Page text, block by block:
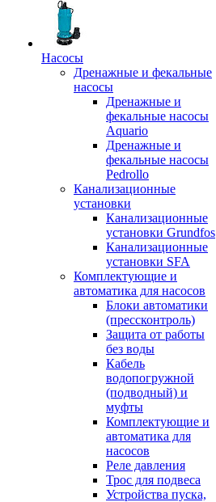
Насосы
Дренажные и фекальные
насосы
Дренажные и
фекальные насосы
Aquario
Дренажные и
фекальные насосы
Pedrollo
Канализационные
установки
Канализационные
установки Grundfos
Канализационные
установки SFA
Комплектующие и
автоматика для насосов
Блоки автоматики
(прессконтроль)
Защита от работы
без воды
Кабель
водопогружной
(подводный) и
муфты
Комплектующие и
автоматика для
насосов
Реле давления
Трос для подвеса
Устройства пуска,